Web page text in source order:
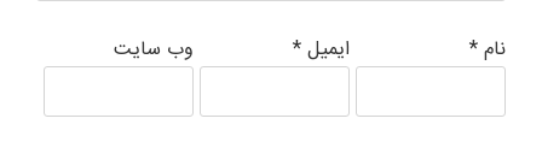
نام* ایمیل* وب‌ سایت